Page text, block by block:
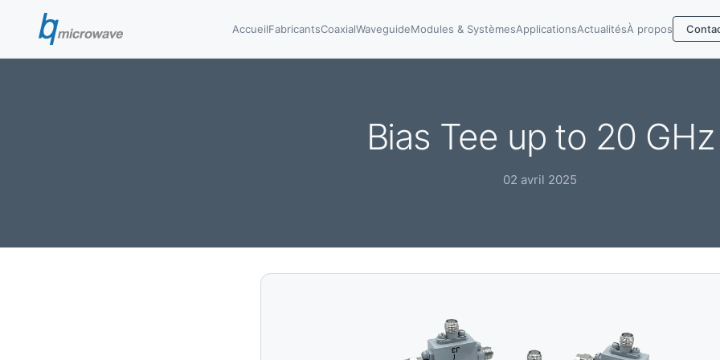
AccueilFabricantsCoaxialWaveguideModules & SystèmesApplicationsActualitésÀ propos
Bias Tee up to 20 GHz
02 avril 2025